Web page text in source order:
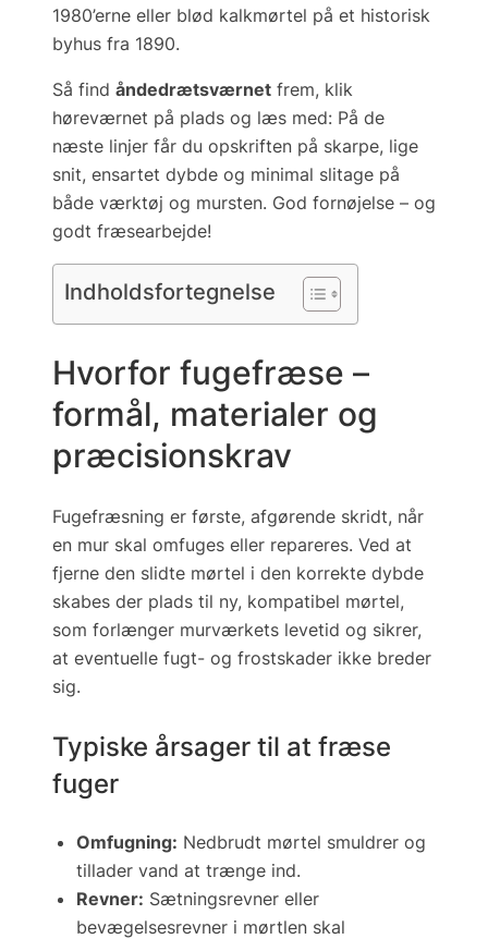
1980’erne eller blød kalkmørtel på et historisk
byhus fra 1890.
Så find åndedrætsværnet frem, klik
høreværnet på plads og læs med: På de
næste linjer får du opskriften på skarpe, lige
snit, ensartet dybde og minimal slitage på
både værktøj og mursten. God fornøjelse – og
godt fræsearbejde!
Indholdsfortegnelse
Hvorfor fugefræse –
formål, materialer og
præcisionskrav
Fugefræsning er første, afgørende skridt, når
en mur skal omfuges eller repareres. Ved at
fjerne den slidte mørtel i den korrekte dybde
skabes der plads til ny, kompatibel mørtel,
som forlænger murværkets levetid og sikrer,
at eventuelle fugt- og frostskader ikke breder
sig.
Typiske årsager til at fræse
fuger
Omfugning: Nedbrudt mørtel smuldrer og
tillader vand at trænge ind.
Revner: Sætningsrevner eller
bevægelsesrevner i mørtlen skal